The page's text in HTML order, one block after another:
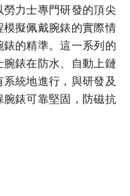
力士專門研發的頂尖
擬佩戴腕錶的實際情
的精準。這一系列的
錶在防水、自動上鏈
統地進行，與研發及
錶可靠堅固，防磁抗